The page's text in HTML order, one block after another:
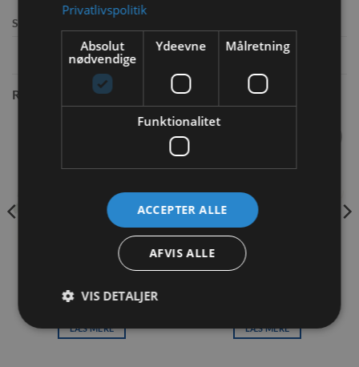
Sammensætning:
RELATEREDE VARER
ønskeliste
IKKE PÅ LAGER
JR Farm Tørrede Æblegrene
34,00 kr.
LÆS MERE
IKKE PÅ LAGER
JR Farm Mælkebøtterødder
LÆS MERE
Privatlivspolitik
Absolut
nødvendige
Ydeevne Målretning
Funktionalitet
ACCEPTER ALLE
AFVIS ALLE
VIS DETALJER